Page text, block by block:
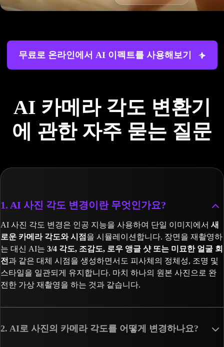
무료로 온라인에서 AI 이펙트를 사용해보기
AI 카메라 각도 변환기
에 관한 자주 묻는 질문
1. AI 사진 각도 변경이란 무엇인가요?
AI 사진 각도 변경은 인공 지능을 사용하여 단일 이미지에서 새
로운 카메라 각도와 시점 을 시뮬레이션합니다. 장면을 재촬영하
는 대신 AI는 3/4 각도, 조감도, 로우 앵글 샷 또는 미묘한 얼굴 회
전 과 같은 대체 시점을 생성하면서도 피사체의 정체성, 조명 및
스타일을 일관되게 유지합니다. 마치 하나의 원본 사진으로 완
전한 가상 재촬영을 하는 것과 같습니다.
2. AI로 사진의 카메라 각도를 어떻게 변경하나요?